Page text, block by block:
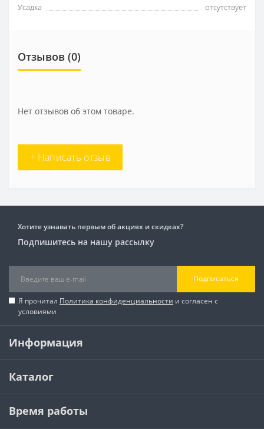
Усадка
отсутствует
Отзывов (0)
Нет отзывов об этом товаре.
+ Написать отзыв
Хотите узнавать первым об акциях и скидках?
Подпишитесь на нашу рассылку
Подписаться
Я прочитал Политика конфиденциальности и согласен с
условиями
Информация
Каталог
Время работы